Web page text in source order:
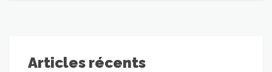
Articles récents